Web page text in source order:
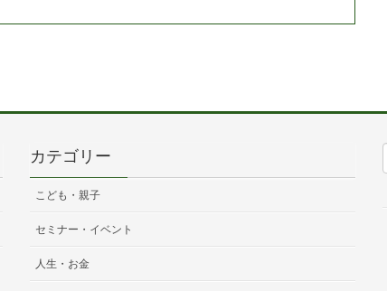
カテゴリー
こども・親子
セミナー・イベント
人生・お金